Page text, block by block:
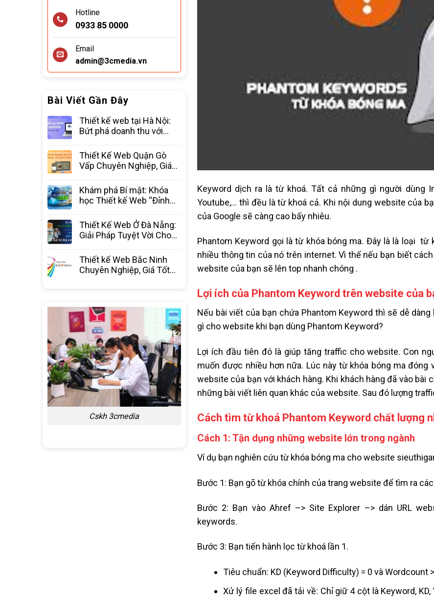
Hotline
0933 85 0000
Email
admin@3cmedia.vn
Bài Viết Gần Đây
Thiết kế web tại Hà Nội:
Bứt phá doanh thu với
3C Media
Thiết Kế Web Quận Gò
Vấp Chuyên Nghiệp, Giá
Khám phá Bí mật: Khóa
học Thiết kế Web “Đỉnh
nghiệp
Thiết Kế Web Ở Đà Nẵng:
Giải Pháp Tuyệt Vời Cho
Thiết kế Web Bắc Ninh
Chuyên Nghiệp, Giá Tốt
Cskh 3cmedia
Keyword dịch ra là từ khoá. Tất cả những gì người dùng
Youtube,… thì đều là từ khoá cả. Khi nội dung website của
của Google sẽ càng cao bấy nhiêu.
Phantom Keyword gọi là từ khóa bóng ma. Đây là là loại
nhiều thông tin của nó trên internet. Vì thế nếu bạn biết
website của bạn sẽ lên top nhanh chóng .
Lợi ích của Phantom Keyword trên website của
Nếu bài viết của bạn chứa Phantom Keyword thì sẽ dễ
gì cho website khi bạn dùng Phantom Keyword?
Lợi ích đầu tiên đó là giúp tăng traffic cho website. Con
muốn được nhiều hơn nữa. Lúc này từ khóa bóng ma
website của bạn với khách hàng. Khi khách hàng đã vào
những bài viết liên quan khác của website. Sau đó lượng
Cách tìm từ khoá Phantom Keyword chất lượng
Cách 1: Tận dụng những website lớn trong ngành
Ví dụ bạn nghiên cứu từ khóa bóng ma cho website
Bước 1: Bạn gõ từ khóa chính của trang website để tìm ra
Bước 2: Bạn vào Ahref –> Site Explorer –> dán URL
keywords.
Bước 3: Bạn tiến hành lọc từ khoá lần 1.
Tiêu chuẩn: KD (Keyword Difficulty) = 0 và Wordcount
Xử lý file excel đã tải về: Chỉ giữ 4 cột là Keyword,